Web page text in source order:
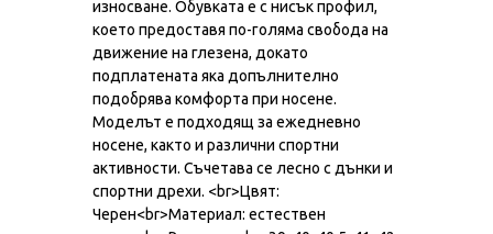
износване. Обувката е с нисък профил,
което предоставя по-голяма свобода на
движение на глезена, докато
подплатената яка допълнително
подобрява комфорта при носене.
Моделът е подходящ за ежедневно
носене, както и различни спортни
активности. Съчетава се лесно с дънки и
спортни дрехи. <br>Цвят:
Черен<br>Материал: естествен